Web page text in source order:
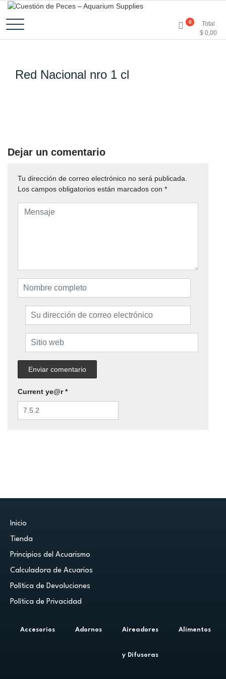
Cuestión de Peces –
Aquarium Supplies
0
Total
$ 0,00
Red Nacional nro 1 cl
Dejar un comentario
Tu dirección de correo electrónico no será publicada.
Los campos obligatorios están marcados con *
Current ye@r*
Inicio
Tienda
Principios del Acuarismo
Calculadora de Acuarios
Política de Devoluciones
Política de Privacidad
Accesorios Adornos Aireadores
y Difusoras
Alimentos